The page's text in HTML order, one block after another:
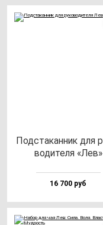
Под­ста­кан­ник для
во­ди­те­ля «Лев»
16 700 руб